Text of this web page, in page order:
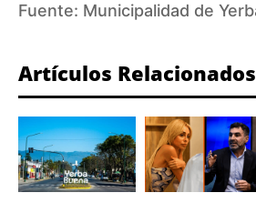
Fuente: Municipalidad de
Artículos Relacionados